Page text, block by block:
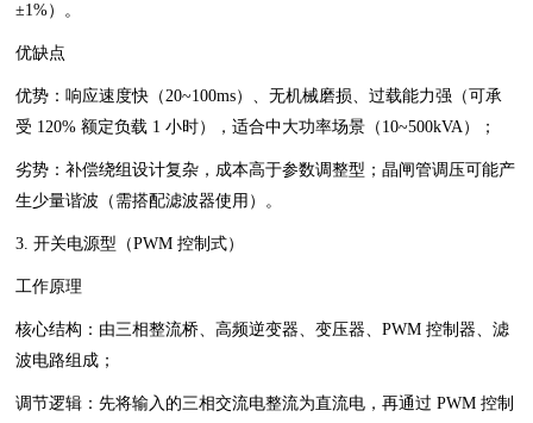
±1%）。
优缺点
优势：响应速度快（20~100ms）、无机械磨损、过载能力强（可承
受 120% 额定负载 1 小时），适合中大功率场景（10~500kVA）；
劣势：补偿绕组设计复杂，成本高于参数调整型；晶闸管调压可能产
生少量谐波（需搭配滤波器使用）。
3. 开关电源型（PWM 控制式）
工作原理
核心结构：由三相整流桥、高频逆变器、变压器、PWM 控制器、滤
波电路组成；
调节逻辑：先将输入的三相交流电整流为直流电，再通过 PWM 控制